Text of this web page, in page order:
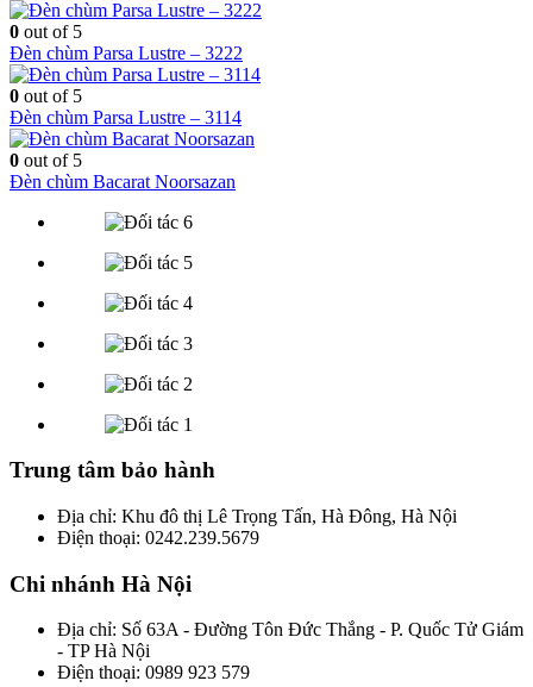
0 out of 5
Đèn chùm Parsa Lustre – 3222
0 out of 5
Đèn chùm Parsa Lustre – 3114
0 out of 5
Đèn chùm Bacarat Noorsazan
Trung tâm bảo hành
Địa chỉ: Khu đô thị Lê Trọng Tấn, Hà Đông, Hà Nội
Điện thoại: 0242.239.5679
Chi nhánh Hà Nội
Địa chỉ: Số 63A - Đường Tôn Đức Thắng - P. Quốc Tử Giám
- TP Hà Nội
Điện thoại: 0989 923 579